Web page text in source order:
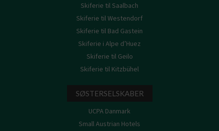
Skiferie til Saalbach
Skiferie til Westendorf
Skiferie til Bad Gastein
Skiferie i Alpe d’Huez
Skiferie til Geilo
Skiferie til Kitzbühel
SØSTERSELSKABER
UCPA Danmark
Small Austrian Hotels